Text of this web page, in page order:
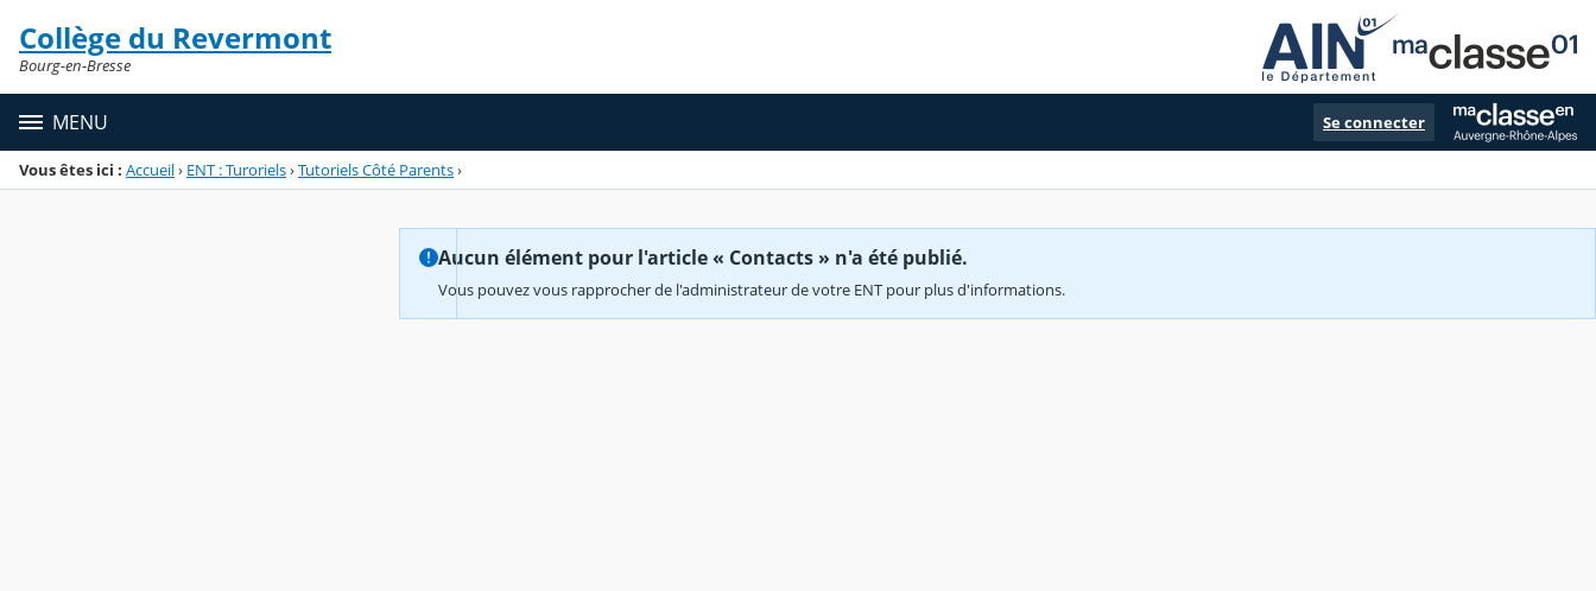
Menu de la rubrique
Contenu
Collège du Revermont
Bourg-en-Bresse
MENU Se connecter
Vous êtes ici : Accueil› ENT : Turoriels›Tutoriels Côté Parents›
Aucun élément pour l'article « Contacts » n'a été publié.
Vous pouvez vous rapprocher de l'administrateur de votre ENT pour plus d'informations.